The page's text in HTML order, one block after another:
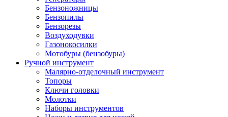
Бензоножницы
Бензопилы
Бензорезы
Воздуходувки
Газонокосилки
Мотобуры (бензобуры)
Ручной инструмент
Малярно-отделочный инструмент
Топоры
Ключи головки
Молотки
Наборы инструментов